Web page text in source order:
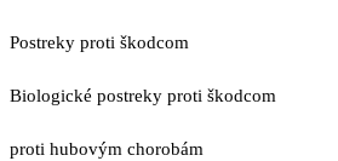
Postreky proti škodcom
Biologické postreky proti škodcom
proti hubovým chorobám